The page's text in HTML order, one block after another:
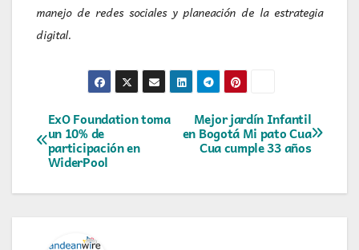
manejo de redes sociales y planeación de la estrategia
digital.
Navegación
de
entradas
Mejor jardín Infantil
en Bogotá Mi pato Cua
Cua cumple 33 años
ExO Foundation toma
un 10% de
participación en
WiderPool